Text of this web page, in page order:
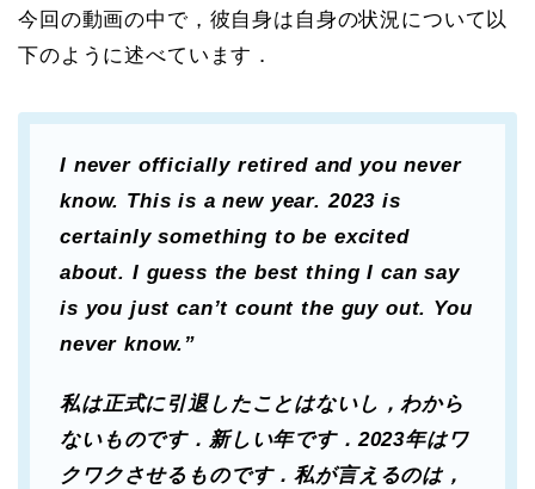
今回の動画の中で，彼自身は自身の状況について以
下のように述べています．
I never officially retired and you never
know. This is a new year. 2023 is
certainly something to be excited
about. I guess the best thing I can say
is you just can’t count the guy out. You
never know.”
私は正式に引退したことはないし，わから
ないものです．新しい年です．2023年はワ
クワクさせるものです．私が言えるのは，